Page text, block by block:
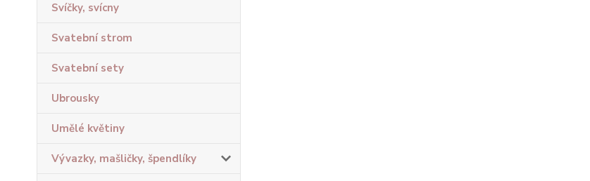
Svíčky, svícny
Svatební strom
Svatební sety
Ubrousky
Umělé květiny
Vývazky, mašličky, špendlíky